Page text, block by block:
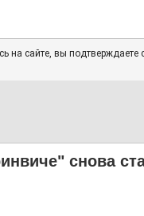
на сайте, вы подтверждаете
снова